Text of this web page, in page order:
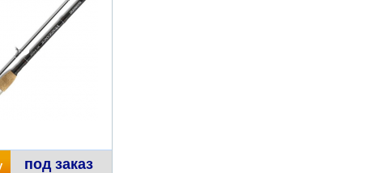
под заказ